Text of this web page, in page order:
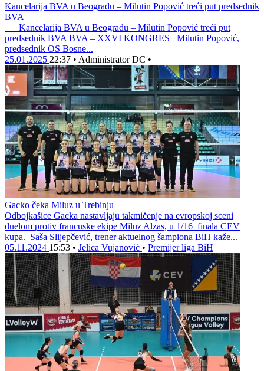
Kancelarija BVA u Beogradu – Milutin Popović treći put predsednik
BVA
Kancelarija BVA u Beogradu – Milutin Popović treći put
predsednik BVA BVA – XXVI KONGRES Milutin Popović,
predsednik OS Bosne...
25.01.2025 22:37 • Administrator DC •
Gacko čeka Miluz u Trebinju
Odbojkašice Gacka nastavljaju takmičenje na evropskoj sceni
duelom protiv francuske ekipe Miluz Alzas, u 1/16 finala CEV
kupa. Saša Slijepčević, trener aktuelnog šampiona BiH kaže...
05.11.2024 15:53 • Jelica Vujanović • Premijer liga BiH